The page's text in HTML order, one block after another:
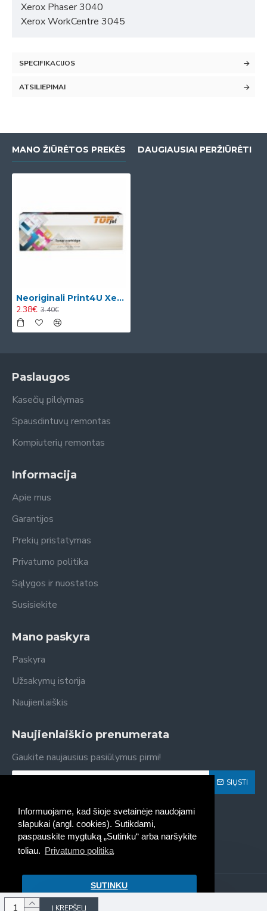
Informuojame, kad šioje svetainėje naudojami
slapukai (angl. cookies). Sutikdami,
paspauskite mygtuką „Sutinku“ arba naršykite
toliau. Privatumo politika
SUTINKU
Į KREPŠELĮ
Xerox Phaser 3040
Xerox WorkCentre 3045
SPECIFIKACIJOS
ATSILIEPIMAI
MANO ŽIŪRĖTOS PREKĖS DAUGIAUSIAI PERŽIŪRĖTI
Neoriginali Print4U Xerox Phaser 3010040 (106R02182), juoda kasetė
2.38€ 3.40€
Paslaugos
Kasečių pildymas
Spausdintuvų remontas
Kompiuterių remontas
Informacija
Apie mus
Garantijos
Prekių pristatymas
Privatumo politika
Sąlygos ir nuostatos
Susisiekite
Mano paskyra
Paskyra
Užsakymų istorija
Naujienlaiškis
Naujienlaiškio prenumerata
Gaukite naujausius pasiūlymus pirmi!
SIŲSTI
Susipažinau ir sutinku su Privatumo politika
Kaseta - spausdintuvų kasečių
pildymas, pardavimas © 2022